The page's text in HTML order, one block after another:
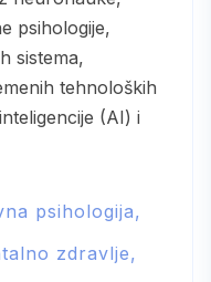
psihologije,
sistema,
tehnoloških
(AI) i
psihologija
zdravlje